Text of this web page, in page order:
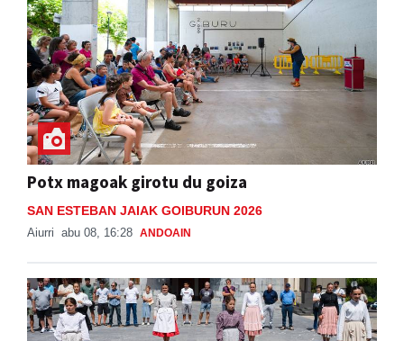
Potx magoak girotu du goiza
SAN ESTEBAN JAIAK GOIBURUN 2026
Aiurri abu 08, 16:28 ANDOAIN